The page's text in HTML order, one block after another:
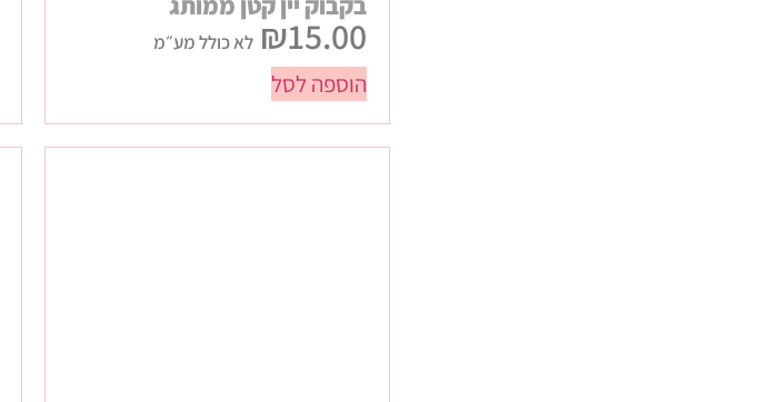
₪15.00 לא כולל מע״מ
הוספה לסל